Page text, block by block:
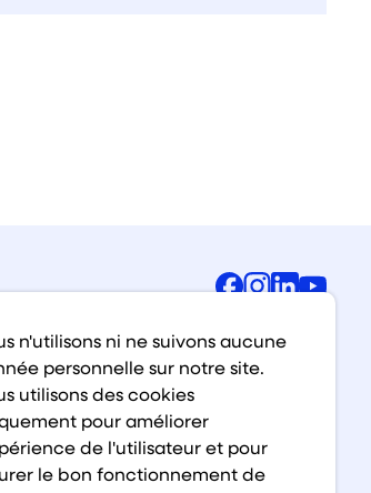
Facebook
n'utilisons ni ne suivons aucune
personnelle sur notre site.
utilisons des cookies
pour améliorer
de l'utilisateur et pour
le bon fonctionnement de